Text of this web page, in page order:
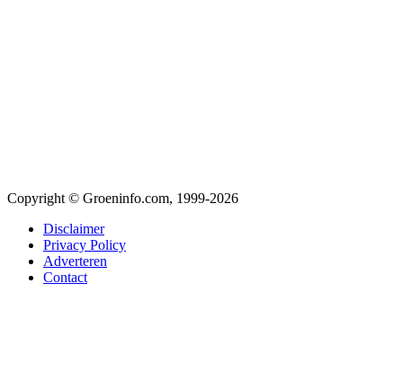
Copyright © Groeninfo.com, 1999-2026
Disclaimer
Privacy Policy
Adverteren
Contact